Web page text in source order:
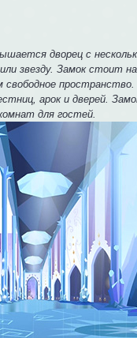
дворец с
звезду. Замок стоит
пространство.
арок и дверей.
для гостей.